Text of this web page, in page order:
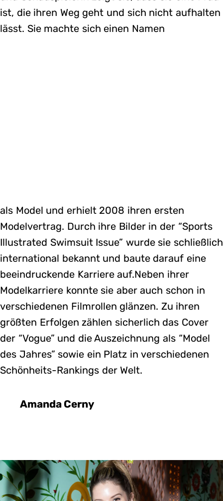
ist, die ihren Weg geht und sich nicht aufhalten
lässt. Sie machte sich einen Namen
als Model und erhielt 2008 ihren ersten
Modelvertrag. Durch ihre Bilder in der “Sports
Illustrated Swimsuit Issue” wurde sie schließlich
international bekannt und baute darauf eine
beeindruckende Karriere auf.Neben ihrer
Modelkarriere konnte sie aber auch schon in
verschiedenen Filmrollen glänzen. Zu ihren
größten Erfolgen zählen sicherlich das Cover
der “Vogue” und die Auszeichnung als “Model
des Jahres” sowie ein Platz in verschiedenen
Schönheits-Rankings der Welt.
Amanda Cerny